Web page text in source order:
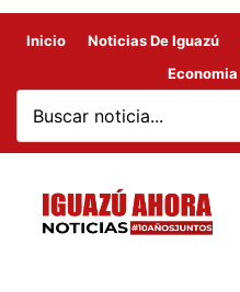
Inicio Noticias De Iguazú
Economia